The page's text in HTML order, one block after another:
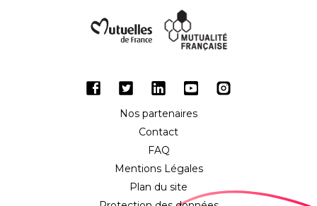
FacebookTwitterLinkedInYoutubeInstagram
Nos partenaires
Contact
FAQ
Mentions Légales
Plan du site